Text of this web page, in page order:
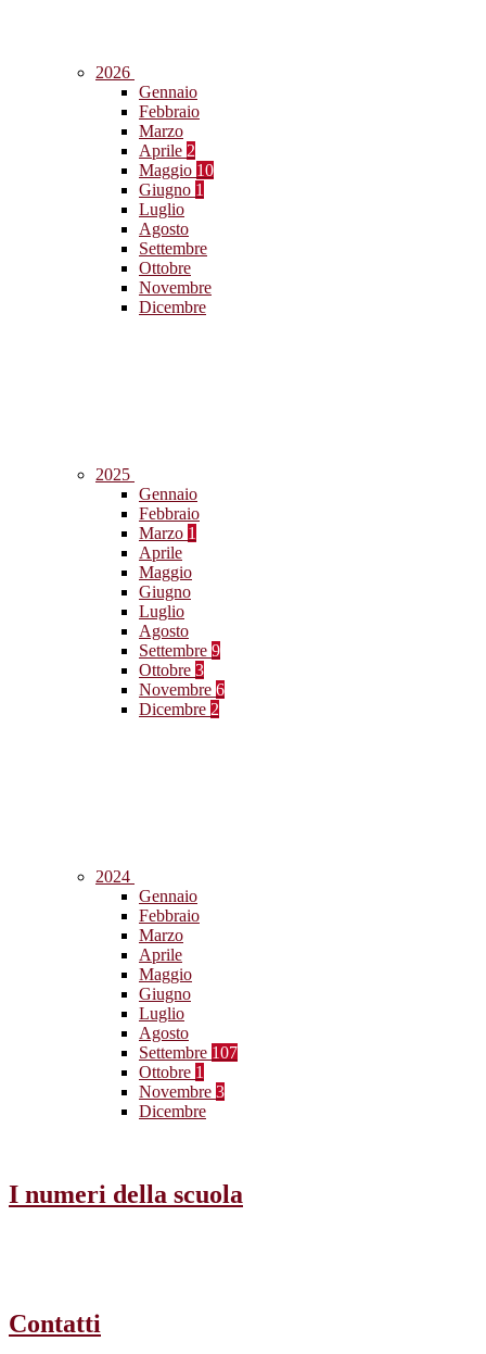
2026
Gennaio
Febbraio
Marzo
Aprile 2
Maggio 10
Giugno 1
Luglio
Agosto
Settembre
Ottobre
Novembre
Dicembre
2025
Gennaio
Febbraio
Marzo 1
Aprile
Maggio
Giugno
Luglio
Agosto
Settembre 9
Ottobre 3
Novembre 6
Dicembre 2
2024
Gennaio
Febbraio
Marzo
Aprile
Maggio
Giugno
Luglio
Agosto
Settembre 107
Ottobre 1
Novembre 3
Dicembre
I numeri della scuola
Contatti